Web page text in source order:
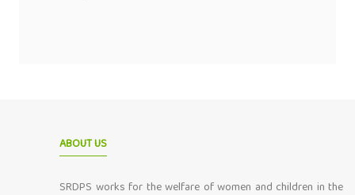
ABOUT US
SRDPS works for the welfare of women and children in the